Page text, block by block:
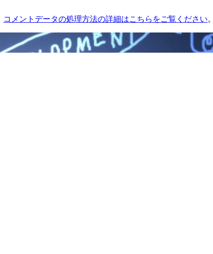
コメントデータの処理方法の詳細はこちらをご覧ください